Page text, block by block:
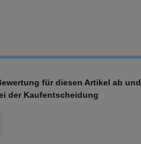
für diesen Artikel ab und
der Kaufentscheidung